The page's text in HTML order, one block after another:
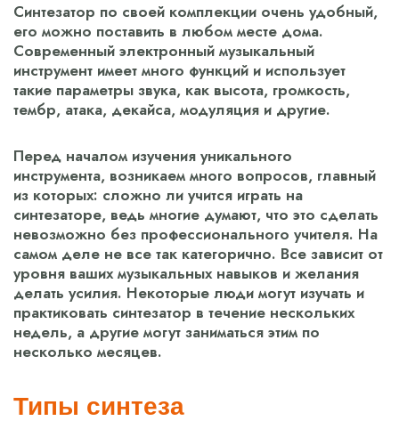
Синтезатор по своей комплекции очень удобный,
его можно поставить в любом месте дома.
Современный электронный музыкальный
инструмент имеет много функций и использует
такие параметры звука, как высота, громкость,
тембр, атака, декайса, модуляция и другие.
Перед началом изучения уникального
инструмента, возникаем много вопросов, главный
из которых: сложно ли учится играть на
синтезаторе, ведь многие думают, что это сделать
невозможно без профессионального учителя. На
самом деле не все так категорично. Все зависит от
уровня ваших музыкальных навыков и желания
делать усилия. Некоторые люди могут изучать и
практиковать синтезатор в течение нескольких
недель, а другие могут заниматься этим по
несколько месяцев.
Типы синтеза